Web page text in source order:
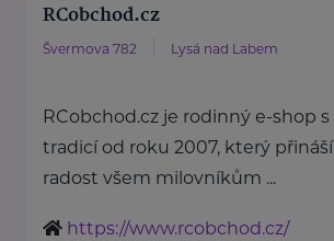
RCobchod.cz
Švermova 782 Lysá nad Labem
RCobchod.cz je rodinný e-shop s
tradicí od roku 2007, který přináší
radost všem milovníkům ...
https://www.rcobchod.cz/